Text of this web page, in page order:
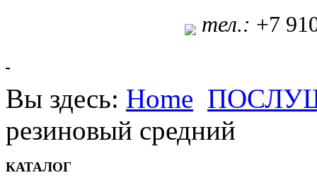
тел.: +7
Вы здесь: Home
резиновый средний
КАТАЛОГ